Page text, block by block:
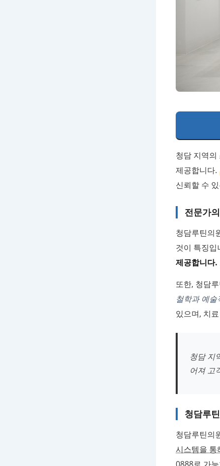
청담 지역의
제공합니다.
신뢰할 수
전문가
청담루틴의
것이 특징입
제공합니다.
또한, 청담
철학과 예
있으며, 치
청담 지
어져 고
청담루
청담루틴의
시스템을 통